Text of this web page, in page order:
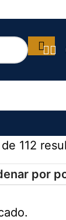
112